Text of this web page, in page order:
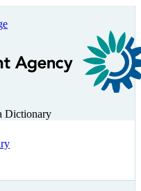
Dictionary